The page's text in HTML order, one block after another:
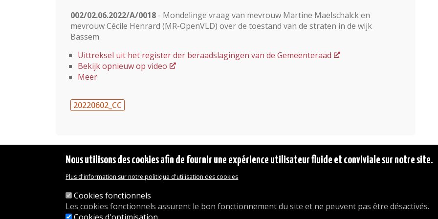
002/02.06.2022/A/0018 - Mondelinge vraag van mevrouw Martine Maelschalck en
mevrouw Cécile Henrard (MR-OpenVLD) over de toestand van de straten in de wijk
Bassem
Uittreksel uit het register der beraadslagingen van de Gemeenteraad
Bekijk opnieuw op video
Meer
20220602_CC
Mentions légales
Déclaration d'accessibilité
Transparence
Accéder à la maison communale
Tel. : 02/676.48.11.
Nous utilisons des cookies afin de fournir une expérience utilisateur fluide et conviviale sur notre site.
Plus d'information sur notre politique d'utilisation des cookies
Cookies fonctionnels
Les cookies fonctionnels assurent le bon fonctionnement du site et ne peuvent pas être désactivés.